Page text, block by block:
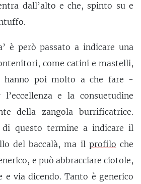
dall’alto e che, spinto su e
è però passato a indicare una
come catini e mastelli,
hanno poi molto a che fare -
e la consuetudine
della zangola burrificatrice.
di questo termine a indicare il
del baccalà, ma il profilo che
e può abbracciare ciotole,
e via dicendo. Tanto è generico